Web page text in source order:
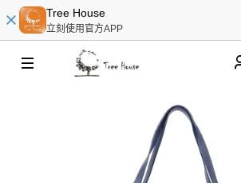
Tree House
立刻使用官方APP